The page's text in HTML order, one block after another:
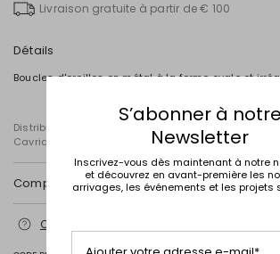
Livraison gratuite à partir de € 100
Détails
Boucles d'oreilles en métal à la forme ovale et
Distribué par Diffusione Tessile S.r.l., dont le siège
Cavriago, Reggio Emilia (Italie), Via Santi n° 8, 42025
Composition et lavage
Contactez-nous
S’abonner à notre
Newsletter
Inscrivez-vous dès maintenant à notre
et découvrez en avant-première les
arrivages, les événements et les projets